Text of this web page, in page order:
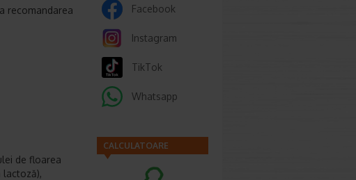
recomandarea
de floarea
Facebook
Instagram
TikTok
Whatsapp
CALCULATOARE